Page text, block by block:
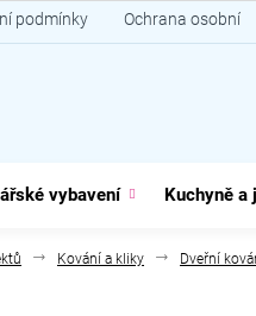
podmínky Ochrana osobních
vybavení Kuchyně a
Kování a kliky Dveřní